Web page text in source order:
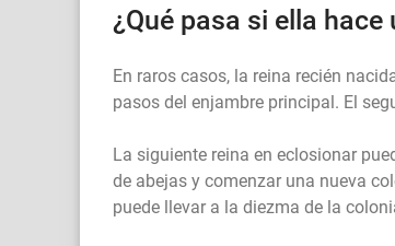
¿Qué pasa si ella hace
En raros casos, la reina recién
pasos del enjambre principal. El
La siguiente reina en eclosionar
de abejas y comenzar una nueva
puede llevar a la diezma de la